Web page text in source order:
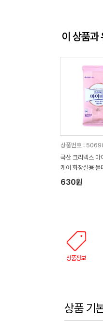
이 상품과
상품번호 :
국산 크리넥스 마
케어 화장실용 물
매
630원
상품정보
상품 기